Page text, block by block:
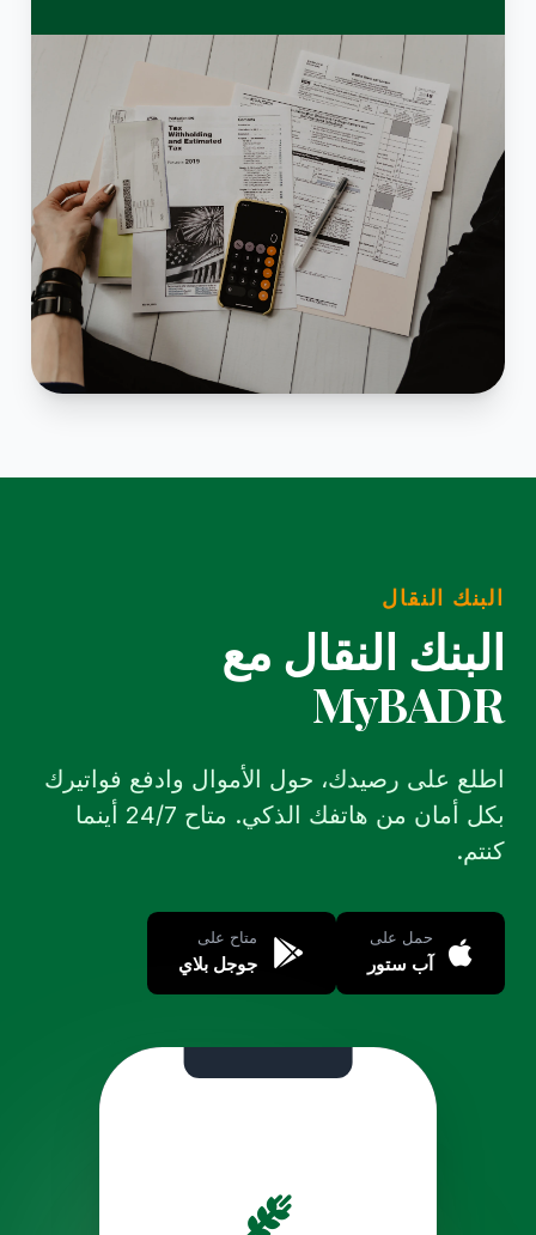
البنك النقال
البنك النقال مع
MyBADR
اطلع على رصيدك، حول الأموال وادفع فواتيرك
بكل أمان من هاتفك الذكي. متاح 24/7 أينما
كنتم.
حمل على
آب ستور
متاح على
جوجل بلاي